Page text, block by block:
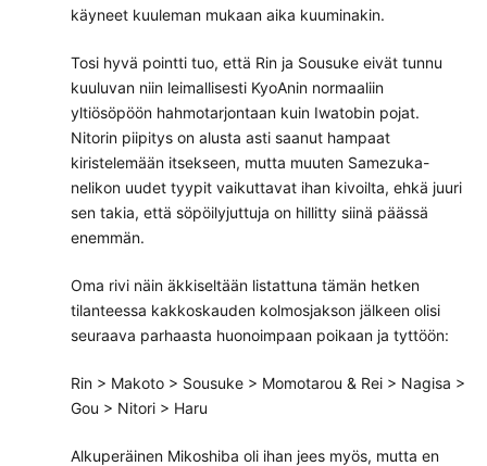
käyneet kuuleman mukaan aika kuuminakin.
Tosi hyvä pointti tuo, että Rin ja Sousuke eivät tunnu
kuuluvan niin leimallisesti KyoAnin normaaliin
yltiösöpöön hahmotarjontaan kuin Iwatobin pojat.
Nitorin piipitys on alusta asti saanut hampaat
kiristelemään itsekseen, mutta muuten Samezuka-
nelikon uudet tyypit vaikuttavat ihan kivoilta, ehkä juuri
sen takia, että söpöilyjuttuja on hillitty siinä päässä
enemmän.
Oma rivi näin äkkiseltään listattuna tämän hetken
tilanteessa kakkoskauden kolmosjakson jälkeen olisi
seuraava parhaasta huonoimpaan poikaan ja tyttöön:
Rin > Makoto > Sousuke > Momotarou & Rei > Nagisa >
Gou > Nitori > Haru
Alkuperäinen Mikoshiba oli ihan jees myös, mutta en